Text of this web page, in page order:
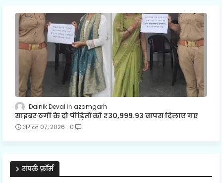
Dainik Deval azamgarh
साइबर ठगी के दो पीड़ितों को ₹30,999.93 वापस दिलाए गए
अगस्त 07, 2026 0
संपर्क फ़ॉर्म